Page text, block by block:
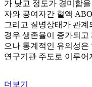
가 낮고 정도가 경미함
자와 공여자간 혈액
그리고 질병상태가 관
경우 생존율이 증가되
으나 통계적인 유의성
연구기관 주도로 이루어
더보기